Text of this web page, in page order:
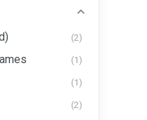
(2)
(1)
(1)
(2)